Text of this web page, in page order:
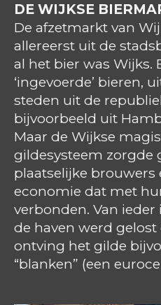
DE WIJKSE
De afzetmarkt van
allereerst uit de
al het bier was Wijks.
‘ingevoerde’ bieren,
steden uit de
bijvoorbeeld uit
Maar de Wijkse
gildesysteem zorgde
plaatselijke brouwers
economie dat met
verbonden. Van
de haven werd
ontving het gilde
“blanken” (een